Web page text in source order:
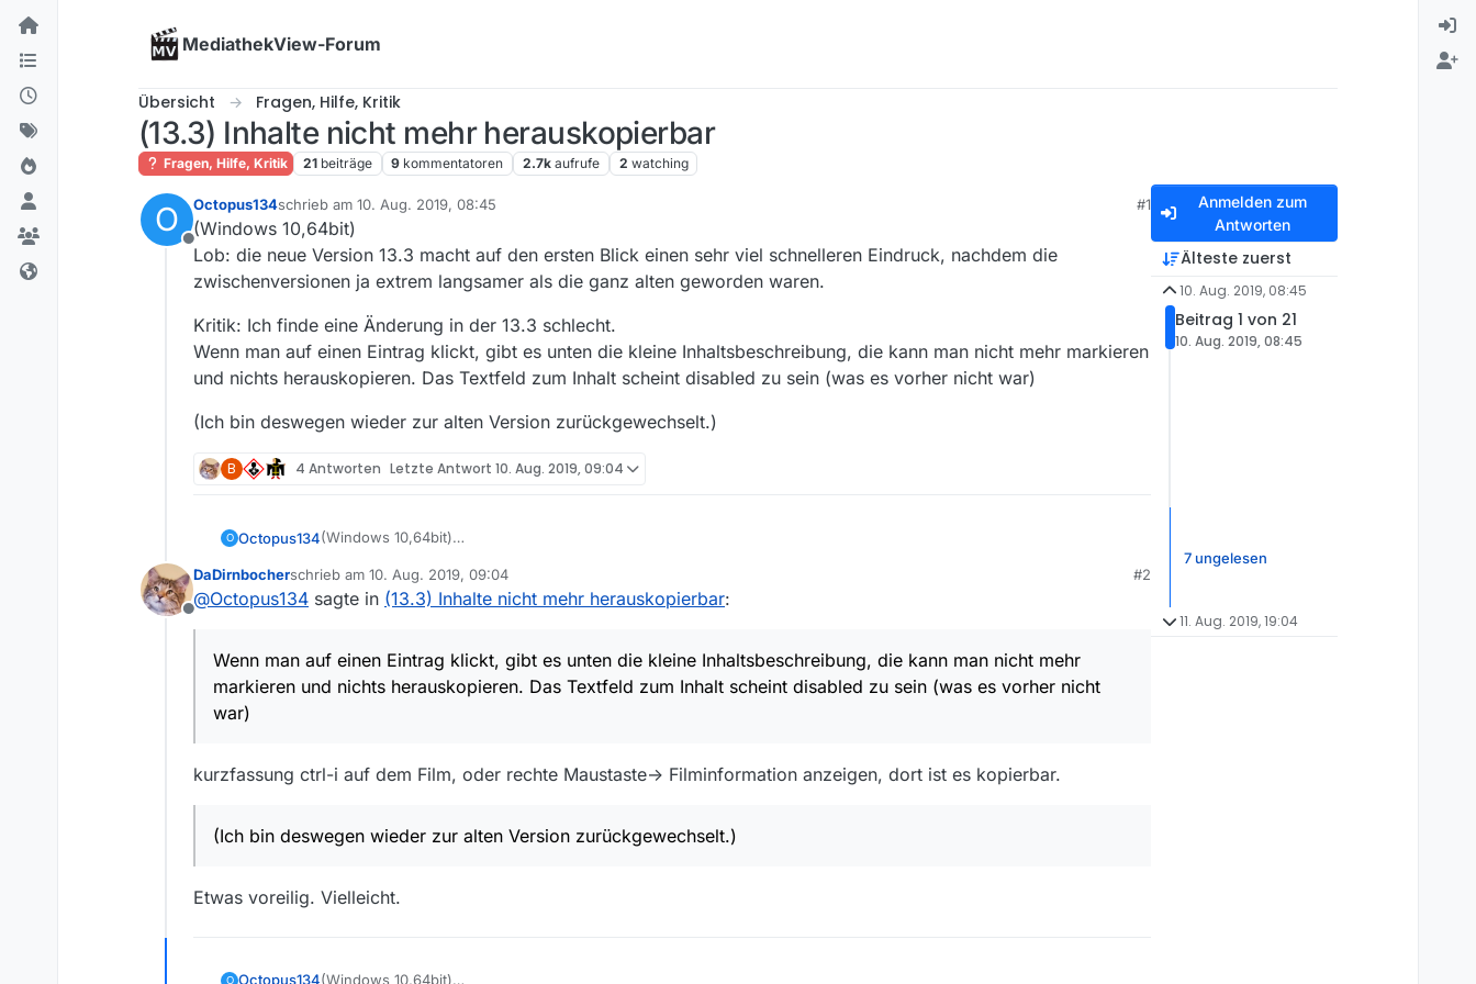
Skip to content
MediathekView-Forum
Übersicht Fragen, Hilfe, Kritik
(13.3) Inhalte nicht mehr herauskopierbar
Fragen, Hilfe, Kritik 21 beiträge 9 kommentatoren 2.7k aufrufe 2 watching
O
Offline
Octopus134schrieb am 10. Aug. 2019, 08:45
zuletzt editiert von
#1
(Windows 10,64bit)
Lob: die neue Version 13.3 macht auf den ersten Blick einen sehr viel schnelleren Eindruck, nachdem die
zwischenversionen ja extrem langsamer als die ganz alten geworden waren.
Kritik: Ich finde eine Änderung in der 13.3 schlecht.
Wenn man auf einen Eintrag klickt, gibt es unten die kleine Inhaltsbeschreibung, die kann man nicht mehr markieren
und nichts herauskopieren. Das Textfeld zum Inhalt scheint disabled zu sein (was es vorher nicht war)
(Ich bin deswegen wieder zur alten Version zurückgewechselt.)
B 4 Antworten Letzte Antwort 10. Aug. 2019, 09:04
O Octopus134(Windows 10,64bit)
zwischenversionen ja extrem langsamer als die ganz alten geworden waren.
Kritik: Ich finde eine Änderung in der 13.3 schlecht.
Wenn man auf einen Eintrag klickt, gibt es unten die kleine Inhaltsbeschreibung, die kann man nicht mehr markieren
Offline
DaDirnbocherschrieb am 10. Aug. 2019, 09:04
zuletzt editiert von
#2
@Octopus134 sagte in (13.3) Inhalte nicht mehr herauskopierbar:
Wenn man auf einen Eintrag klickt, gibt es unten die kleine Inhaltsbeschreibung, die kann man nicht mehr
markieren und nichts herauskopieren. Das Textfeld zum Inhalt scheint disabled zu sein (was es vorher nicht
war)
kurzfassung ctrl-i auf dem Film, oder rechte Maustaste-> Filminformation anzeigen, dort ist es kopierbar.
(Ich bin deswegen wieder zur alten Version zurückgewechselt.)
Etwas voreilig. Vielleicht.
O Octopus134(Windows 10,64bit)
Anmelden zum
Antworten
Älteste zuerst
10. Aug. 2019, 08:45
Beitrag 1 von 21
10. Aug. 2019, 08:45
7 ungelesen
11. Aug. 2019, 19:04